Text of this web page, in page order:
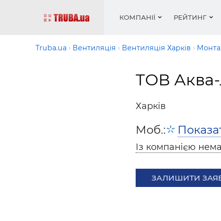
КОМПАНІЇ
Котли
РЕЙТИНГ
Робота
Різне
Холод,
Котли
Монтаж
Акції
Статті
Truba.ua Вентиляція Вентиляція Харків
ТОВ
Харків
Моб.:
Із компанією
ЗАЛИШИТИ